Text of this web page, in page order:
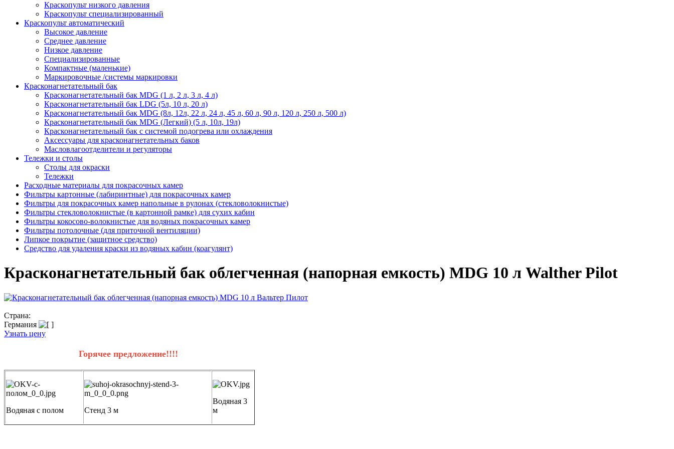
Краскопульт низкого давления
Краскопульт специализированный
Краскопульт автоматический
Высокое давление
Среднее давление
Низкое давление
Специализированные
Компактные (маленькие)
Маркировочные /системы маркировки
Красконагнетательный бак
Красконагнетательный бак MDG (1 л, 2 л, 3 л, 4 л)
Красконагнетательный бак LDG (5л, 10 л, 20 л)
Красконагнетательный бак MDG (8л, 12л, 22 л, 24 л, 45 л, 60 л, 90 л, 120 л, 250 л, 500 л)
Красконагнетательный бак MDG (Легкий) (5 л, 10л, 19л)
Красконагнетательный бак с системой подогрева или охлаждения
Аксессуары для красконагнетательных баков
Масловлагоотделители и регуляторы
Тележки и столы
Столы для окраски
Тележки
Расходные материалы для покрасочных камер
Фильтры картонные (лабиринтные) для покрасочных камер
Фильтры для покрасочных камер напольные в рулонах (стекловолокнистые)
Фильтры стекловолокнистые (в картонной рамке) для сухих кабин
Фильтры кокосово-волокнистые для водяных покрасочных камер
Фильтры потолочные (для приточной вентиляции)
Липкое покрытие (защитное средство)
Средство для удаления краски из водяных кабин (коагулянт)
Красконагнетательный бак облегченная (напорная емкость) MDG 10 л Walther Pilot
Страна:
Германия
Узнать цену
Горячее предложение!!!!
Водяная с полом Стенд 3 м
Водяная 3
м